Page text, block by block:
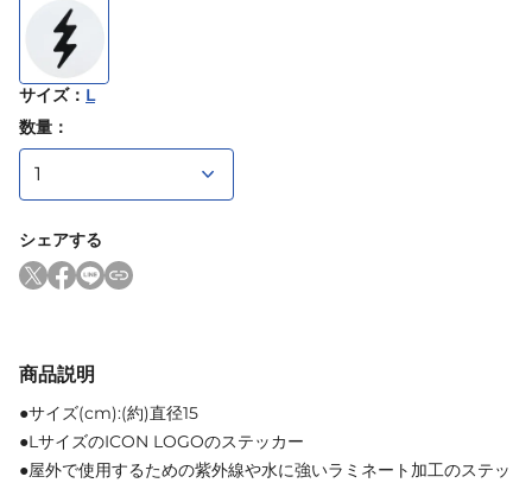
サイズ： L
数量：
シェアする
商品説明
●サイズ(cm):(約)直径15
●LサイズのICON LOGOのステッカー
●屋外で使用するための紫外線や水に強いラミネート加工のステッ